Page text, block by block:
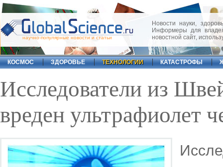
научно-популярные новости и статьи
Новости науки,
Информеры для
новостной сайт,
КОСМОС ЗДОРОВЬЕ ТЕХНОЛОГИИ КАТАСТРОФЫ
Исследователи из
вреден ультрафиолет